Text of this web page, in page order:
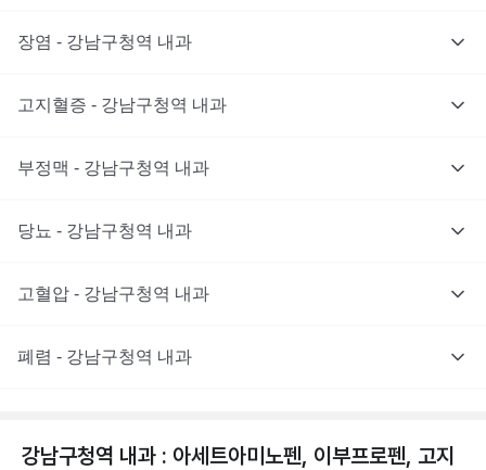
장염 - 강남구청역 내과
고지혈증 - 강남구청역 내과
부정맥 - 강남구청역 내과
당뇨 - 강남구청역 내과
고혈압 - 강남구청역 내과
폐렴 - 강남구청역 내과
강남구청역 내과 : 아세트아미노펜, 이부프로펜, 고지